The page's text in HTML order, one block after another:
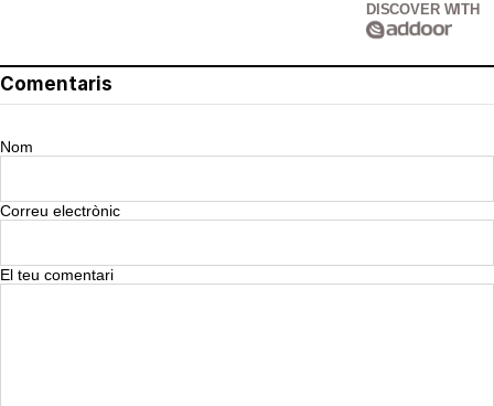
DISCOVER WITH
Comentaris
Nom
Correu electrònic
El teu comentari